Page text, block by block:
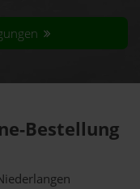
Bestellung